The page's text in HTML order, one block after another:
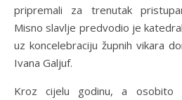
pripremali za trenutak
Misno slavlje predvodio je
uz koncelebraciju župnih vikara
Ivana Galjuf.
Kroz cijelu godinu, a